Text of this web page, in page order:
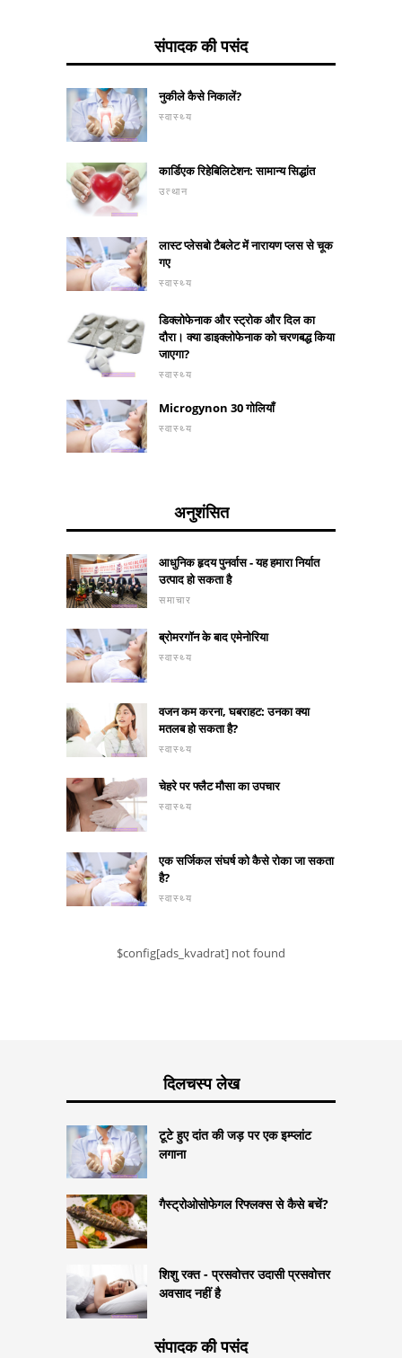
संपादक की पसंद
नुकीले कैसे निकालें?
स्वास्थ्य
कार्डिएक रिहेबिलिटेशन: सामान्य सिद्धांत
उत्थान
लास्ट प्लेसबो टैबलेट में नारायण प्लस से चूक
गए
स्वास्थ्य
डिक्लोफेनाक और स्ट्रोक और दिल का
दौरा। क्या डाइक्लोफेनाक को चरणबद्ध किया
जाएगा?
स्वास्थ्य
Microgynon 30 गोलियाँ
स्वास्थ्य
अनुशंसित
आधुनिक हृदय पुनर्वास - यह हमारा निर्यात
उत्पाद हो सकता है
समाचार
ब्रोमरगॉन के बाद एमेनोरिया
स्वास्थ्य
वजन कम करना, घबराहट: उनका क्या
मतलब हो सकता है?
स्वास्थ्य
चेहरे पर फ्लैट मौसा का उपचार
स्वास्थ्य
एक सर्जिकल संघर्ष को कैसे रोका जा सकता
है?
स्वास्थ्य
$config[ads_kvadrat] not found
दिलचस्प लेख
टूटे हुए दांत की जड़ पर एक इम्प्लांट
लगाना
गैस्ट्रोओसोफेगल रिफ्लक्स से कैसे बचें?
शिशु रक्त - प्रसवोत्तर उदासी प्रसवोत्तर
अवसाद नहीं है
संपादक की पसंद